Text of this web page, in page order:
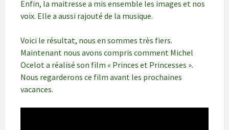
Enfin, la maitresse a mis ensemble les images et nos
voix. Elle a aussi rajouté de la musique.
Voici le résultat, nous en sommes très fiers.
Maintenant nous avons compris comment Michel
Ocelot a réalisé son film « Princes et Princesses ».
Nous regarderons ce film avant les prochaines
vacances.